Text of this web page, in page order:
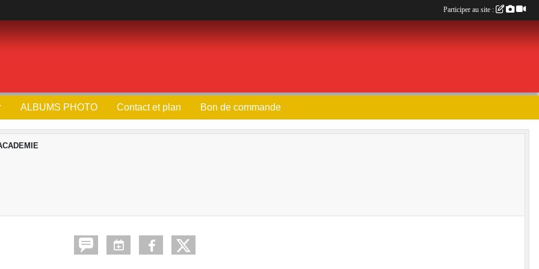
ALBUMS PHOTO Contact et plan Bon de commande
Participer au site :